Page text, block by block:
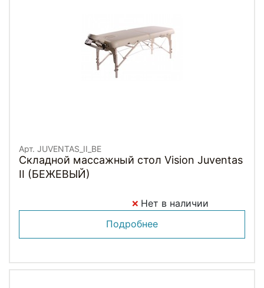
Арт. JUVENTAS_II_BE
Складной массажный стол Vision Juventas
II (БЕЖЕВЫЙ)
Нет в наличии
Подробнее